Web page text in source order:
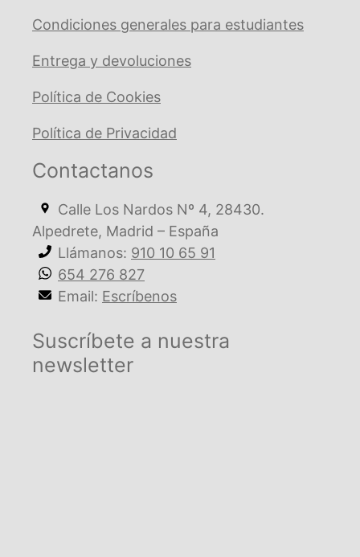
Condiciones generales para estudiantes
Entrega y devoluciones
Política de Cookies
Política de Privacidad
Contactanos
Calle Los Nardos Nº 4, 28430.
Alpedrete, Madrid – España
Llámanos: 910 10 65 91
654 276 827
Email: Escríbenos
Suscríbete a nuestra
newsletter